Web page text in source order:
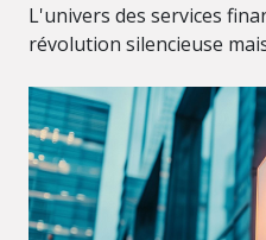
L'univers des services
révolution silencieuse